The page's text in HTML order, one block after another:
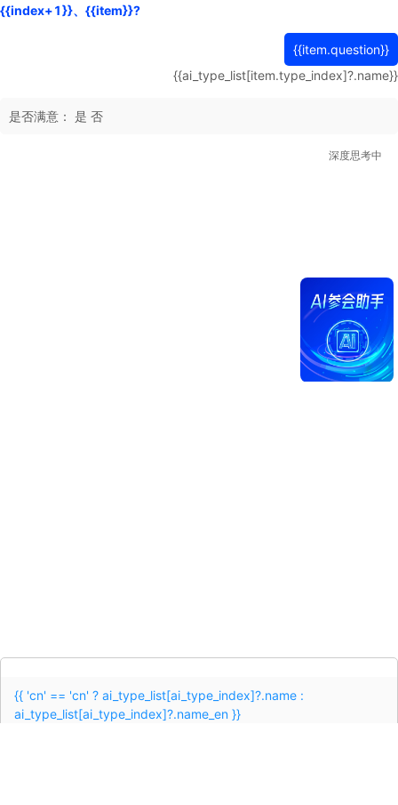
{{index+1}}、{{item}}?
{{item.question}}
{{ai_type_list[item.type_index]?.name}}
是否满意： 是 否
深度思考中
{{ 'cn' == 'cn' ? ai_type_list[ai_type_index]?.name :
ai_type_list[ai_type_index]?.name_en }}